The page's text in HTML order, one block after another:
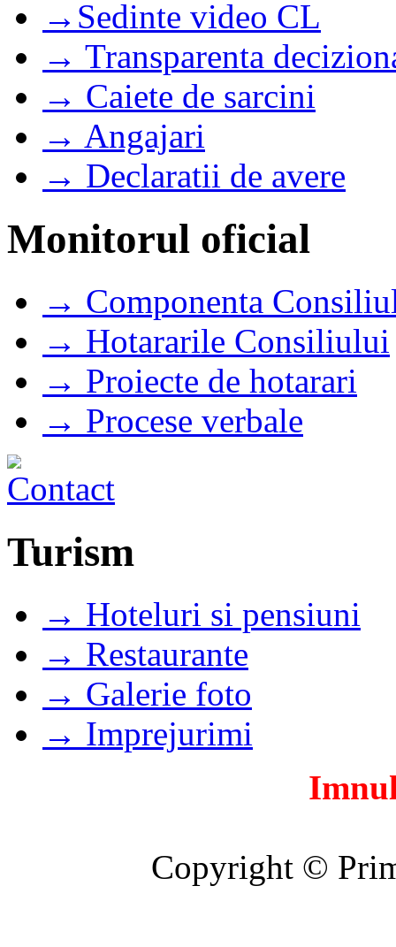
→Sedinte video CL
→ Transparenta
→ Caiete de sarcini
→ Angajari
→ Declaratii de avere
Monitorul oficial
→ Componenta
→ Hotararile Consiliului
→ Proiecte de hotarari
→ Procese verbale
Turism
→ Hoteluri si pensiuni
→ Restaurante
→ Galerie foto
→ Imprejurimi
Copyright ©